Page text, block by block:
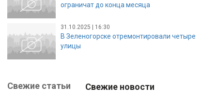
ограничат до конца месяца
31.10.2025 | 16:30
В Зеленогорске отремонтировали четыре
улицы
Свежие статьи Свежие новости